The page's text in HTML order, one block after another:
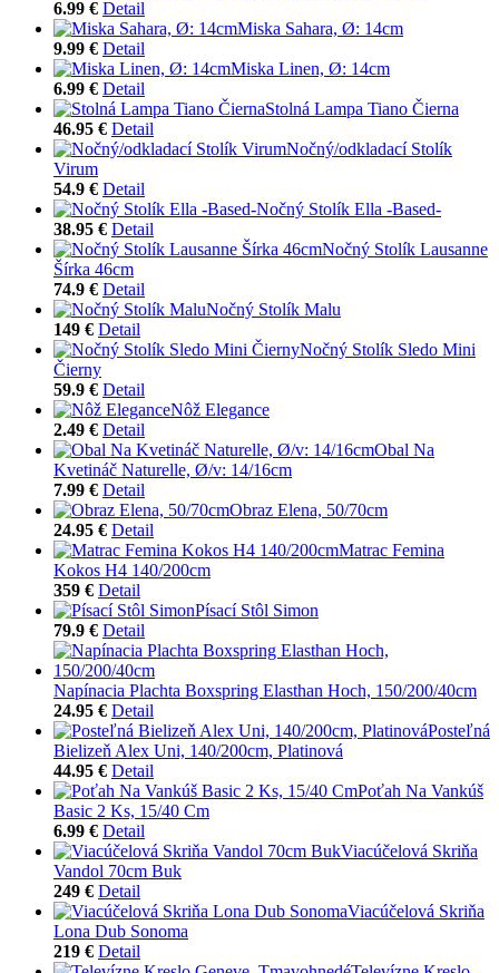
6.99 € Detail
Miska Sahara, Ø: 14cm
9.99 € Detail
Miska Linen, Ø: 14cm
6.99 € Detail
Stolná Lampa Tiano Čierna
46.95 € Detail
Nočný/odkladací Stolík
Virum
54.9 € Detail
Nočný Stolík Ella -Based-
38.95 € Detail
Nočný Stolík Lausanne
Šírka 46cm
74.9 € Detail
Nočný Stolík Malu
149 € Detail
Nočný Stolík Sledo Mini
Čierny
59.9 € Detail
Nôž Elegance
2.49 € Detail
Obal Na
Kvetináč Naturelle, Ø/v: 14/16cm
7.99 € Detail
Obraz Elena, 50/70cm
24.95 € Detail
Matrac Femina
Kokos H4 140/200cm
359 € Detail
Písací Stôl Simon
79.9 € Detail
Napínacia Plachta Boxspring Elasthan Hoch, 150/200/40cm
24.95 € Detail
Posteľná
Bielizeň Alex Uni, 140/200cm, Platinová
44.95 € Detail
Poťah Na Vankúš
Basic 2 Ks, 15/40 Cm
6.99 € Detail
Viacúčelová Skriňa
Vandol 70cm Buk
249 € Detail
Viacúčelová Skriňa
Lona Dub Sonoma
219 € Detail